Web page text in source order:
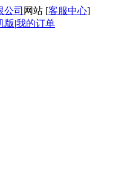
公司 网站 [客服中心]
版|我的订单